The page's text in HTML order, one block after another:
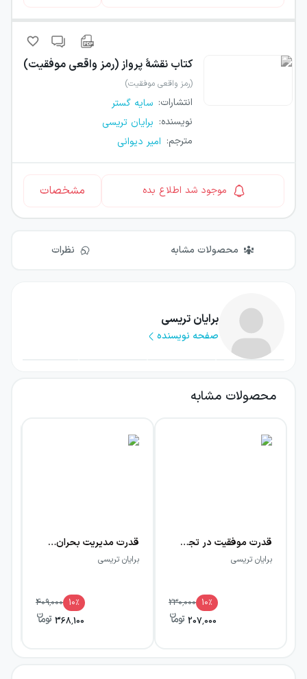
کتاب نقشهٔ پرواز (رمز واقعی موفقیت)
(رمز واقعی موفقیت)
انتشارات: سایه گستر
نویسنده: برایان تریسی
مترجم: امیر دیوانی
موجود شد اطلاع بده مشخصات
محصولات مشابه نظرات
برایان تریسی
صفحه نویسنده
محصولات مشابه
قدرت موفقیت در تجارت
برایان تریسی
230,000 10٪
207,000
قدرت مدیریت بحران: به دنبال درس ارزشمندی از نقطه شکست‌تان باشید
برایان تریسی
409,000 10٪
368,100